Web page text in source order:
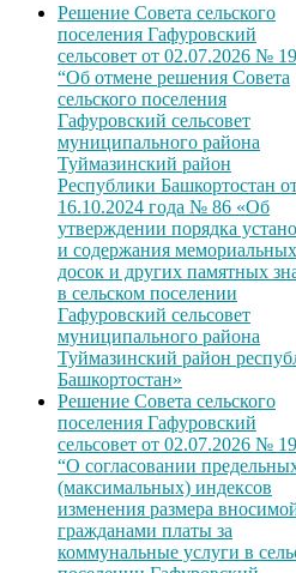
Решение Совета сельского
поселения Гафуровский
сельсовет от 02.07.2026 №
“Об отмене решения Совета
сельского поселения
Гафуровский сельсовет
муниципального района
Туймазинский район
Республики Башкортостан
16.10.2024 года № 86 «Об
утверждении порядка
и содержания мемориальных
досок и других памятных
в сельском поселении
Гафуровский сельсовет
муниципального района
Туймазинский район
Башкортостан»
Решение Совета сельского
поселения Гафуровский
сельсовет от 02.07.2026 №
“О согласовании
(максимальных) индексов
изменения размера
гражданами платы за
коммунальные услуги в